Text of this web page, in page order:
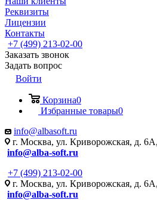
Реквизиты
Лицензии
Контакты
+7 (499) 213-02-00
Заказать звонок
Задать вопрос
Войти
Корзина0
Избранные товары0
info@albasoft.ru
г. Москва, ул. Криворожская,
info@alba-soft.ru
+7 (499) 213-02-00
г. Москва, ул. Криворожская,
info@alba-soft.ru